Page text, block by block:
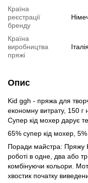
Країна
реєстрації
бренду
Країна
виробництва
пряжі
Італія
Опис
Kid ggh - пряжа для
економну витрату, 150 г
Супер кід мохер дарує
65% супер кід мохер,
Поради майстра: Пряжу
роботі в одне, два або
комбінуючи кольори.
хвостик початку